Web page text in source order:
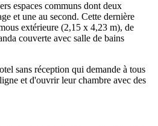
espaces communs dont deux
et une au second. Cette dernière
extérieure (2,15 x 4,23 m), de
couverte avec salle de bains
sans réception qui demande à tous
et d'ouvrir leur chambre avec des